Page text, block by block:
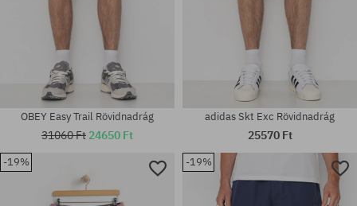
Elérhető méretek:
Elérhető méretek:
32; 33; 36
OBEY Easy Trail Rövidnadrág
31060 Ft 24650 Ft
adidas Skt Exc Rövidnadrág
25570 Ft
-19% -19%